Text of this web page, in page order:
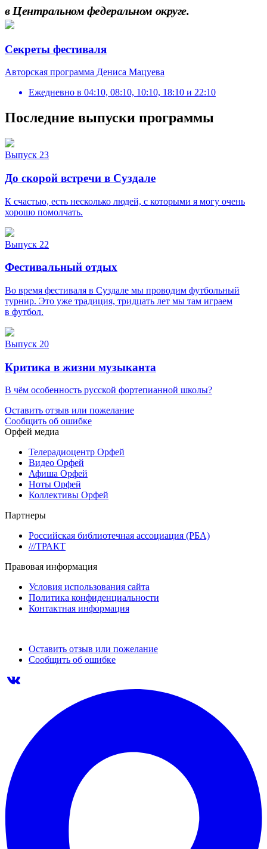
в Центральном федеральном округе.
Секреты фестиваля
Авторская программа Дениса Мацуева
Ежедневно в 04:10, 08:10, 10:10, 18:10 и 22:10
Последние выпуски программы
Выпуск 23
До скорой встречи в Суздале
К счастью, есть несколько людей, с которыми я могу очень
хорошо помолчать.
Выпуск 22
Фестивальный отдых
Во время фестиваля в Суздале мы проводим футбольный
турнир. Это уже традиция, тридцать лет мы там играем
в футбол.
Выпуск 20
Критика в жизни музыканта
В чём особенность русской фортепианной школы?
Оставить отзыв или пожелание
Сообщить об ошибке
Орфей медиа
Телерадиоцентр Орфей
Видео Орфей
Афиша Орфей
Ноты Орфей
Коллективы Орфей
Партнеры
Российская библиотечная ассоциация (РБА)
///ТРАКТ
Правовая информация
Условия использования сайта
Политика конфиденциальности
Контактная информация
Оставить отзыв или пожелание
Сообщить об ошибке